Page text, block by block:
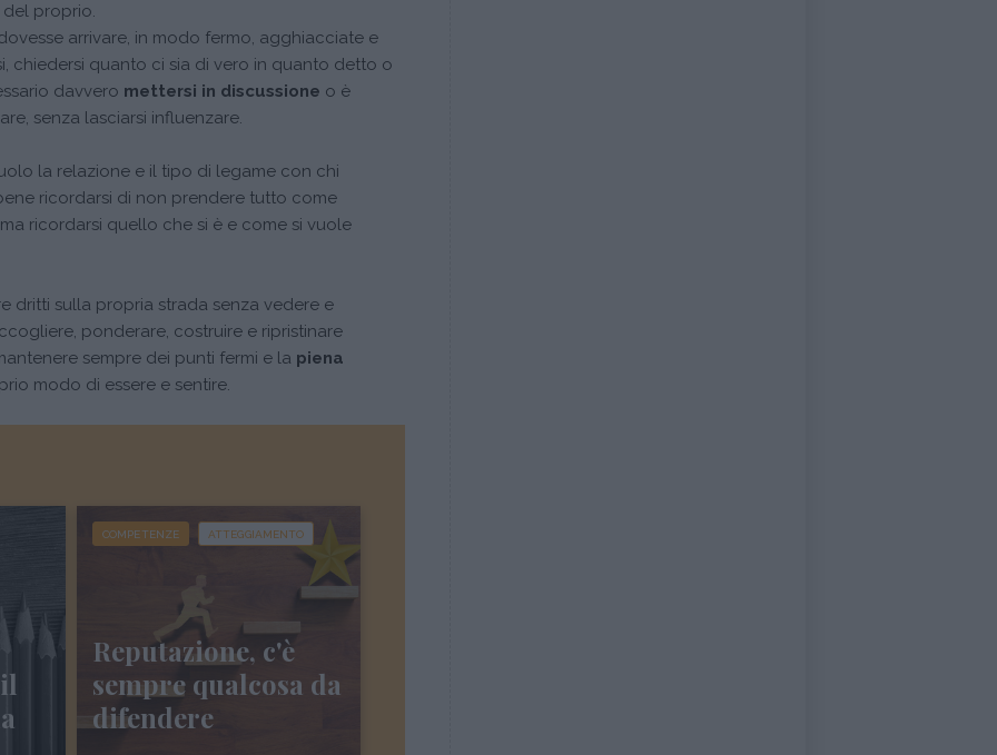
proprio.
arrivare, in modo fermo, agghiacciate e
chiedersi quanto ci sia di vero in quanto detto o
davvero mettersi in discussione o è
senza lasciarsi influenzare.
la relazione e il tipo di legame con chi
ricordarsi di non prendere tutto come
ricordarsi quello che si è e come si vuole
dritti sulla propria strada senza vedere e
ponderare, costruire e ripristinare
sempre dei punti fermi e la piena
modo di essere e sentire.
COMPETENZE ATTEGGIAMENTO
Reputazione, c'è
sempre qualcosa da
difendere